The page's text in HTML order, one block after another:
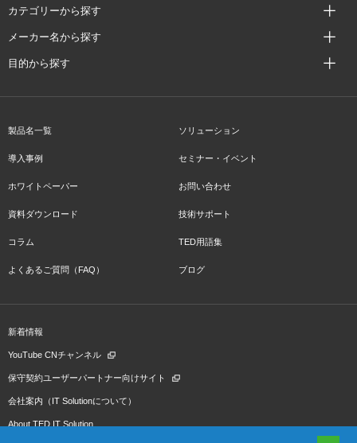
カテゴリーから探す
メーカー名から探す
目的から探す
製品名一覧 ソリューション
導入事例 セミナー・イベント
ホワイトペーパー お問い合わせ
資料ダウンロード 技術サポート
コラム TED用語集
よくあるご質問（FAQ） ブログ
新着情報
YouTube CNチャンネル
保守契約ユーザーパートナー向けサイト
会社案内（IT Solutionについて）
About TED IT Solution